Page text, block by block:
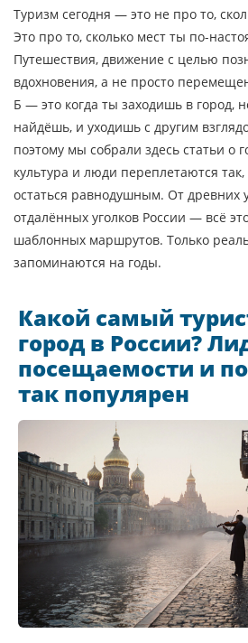
Туризм сегодня — это не про то,
Это про то, сколько мест ты по-
Путешествия, движение с целью
вдохновения, а не просто
Б — это когда ты заходишь в город,
найдёшь, и уходишь с другим
поэтому мы собрали здесь статьи о
культура и люди переплетаются
остаться равнодушным. От древних
отдалённых уголков России — всё
шаблонных маршрутов. Только
запоминаются на годы.
Какой самый
город в России?
посещаемости и
так популярен